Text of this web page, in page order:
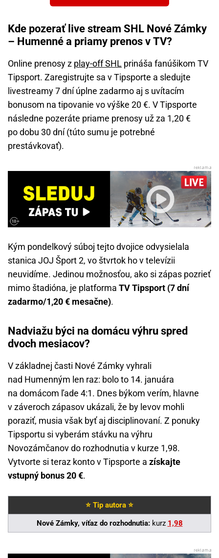
Kde pozerať live stream SHL Nové Zámky
– Humenné a priamy prenos v TV?
Online prenosy z play-off SHL prináša fanúšikom TV
Tipsport. Zaregistrujte sa v Tipsporte a sledujte
livestreamy 7 dní úplne zadarmo aj s uvítacím
bonusom na tipovanie vo výške 20 €. V Tipsporte
následne pozeráte priame prenosy už za 1,20 €
po dobu 30 dní (túto sumu je potrebné
prestávkovať).
Kým pondelkový súboj tejto dvojice odvysielala
stanica JOJ Šport 2, vo štvrtok ho v televízii
neuvidíme. Jedinou možnosťou, ako si zápas pozrieť
mimo štadióna, je platforma TV Tipsport (7 dní
zadarmo/1,20 € mesačne).
Nadviažu býci na domácu výhru spred
dvoch mesiacov?
V základnej časti Nové Zámky vyhrali
nad Humenným len raz: bolo to 14. januára
na domácom ľade 4:1. Dnes býkom verím, hlavne
v záveroch zápasov ukázali, že by levov mohli
poraziť, musia však byť aj disciplinovaní. Z ponuky
Tipsportu si vyberám stávku na výhru
Novozámčanov do rozhodnutia v kurze 1,98.
Vytvorte si teraz konto v Tipsporte a získajte
vstupný bonus 20 €.
⭐ Tip autora ⭐
Nové Zámky, víťaz do rozhodnutia: kurz 1,98